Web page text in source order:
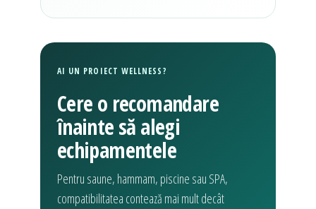
AI UN PROIECT WELLNESS?
Cere o recomandare
înainte să alegi
echipamentele
Pentru saune, hammam, piscine sau SPA,
compatibilitatea contează mai mult decât